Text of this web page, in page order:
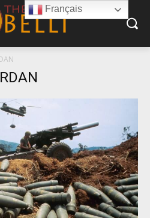
Français